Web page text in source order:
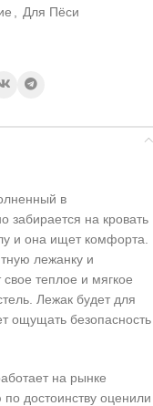
Для Пёси
в
забирается на кровать
и она ищет комфорта.
лежанку и
теплое и мягкое
Лежак будет для
ощущать безопасность
на рынке
достоинству оценили